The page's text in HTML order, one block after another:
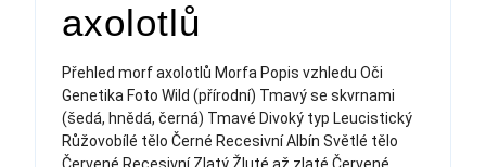
axolotlů
Přehled morf axolotlů Morfa Popis vzhledu Oči
Genetika Foto Wild (přírodní) Tmavý se skvrnami
(šedá, hnědá, černá) Tmavé Divoký typ Leucistický
Růžovobílé tělo Černé Recesivní Albín Světlé tělo